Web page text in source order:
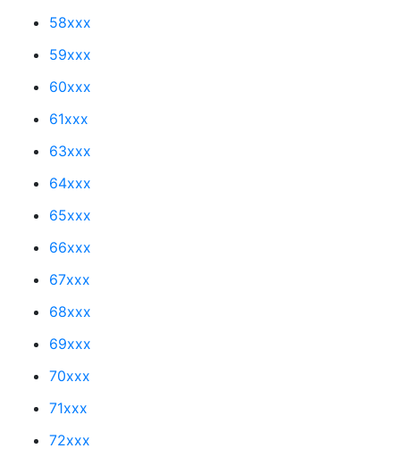
58xxx
59xxx
60xxx
61xxx
63xxx
64xxx
65xxx
66xxx
67xxx
68xxx
69xxx
70xxx
71xxx
72xxx